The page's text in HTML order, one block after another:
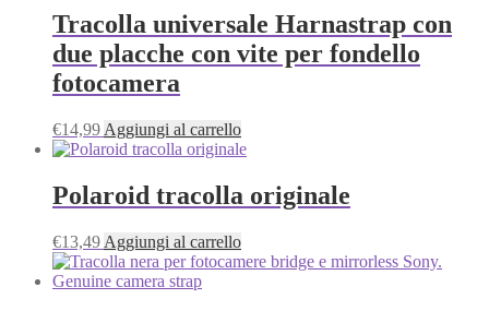
Tracolla universale Harnastrap con
due placche con vite per fondello
fotocamera
€14,99 Aggiungi al carrello
Polaroid tracolla originale
€13,49 Aggiungi al carrello